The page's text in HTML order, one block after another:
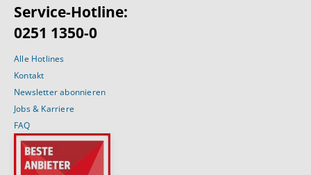
Service-Hotline:
0251 1350-0
Alle Hotlines
Kontakt
Newsletter abonnieren
Jobs & Karriere
FAQ